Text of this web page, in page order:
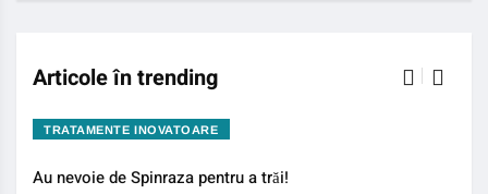
Articole în trending
TRATAMENTE INOVATOARE
Au nevoie de Spinraza pentru a trăi!